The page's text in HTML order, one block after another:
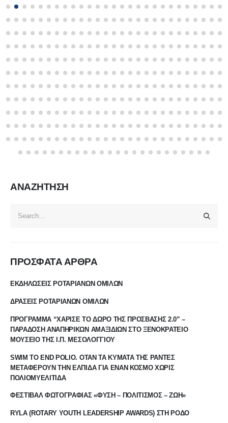
ΑΝΑΖΗΤΗΣΗ
ΠΡΟΣΦΑΤΑ ΑΡΘΡΑ
ΕΚΔΗΛΩΣΕΙΣ ΡΟΤΑΡΙΑΝΩΝ ΟΜΙΛΩΝ
ΔΡΑΣΕΙΣ ΡΟΤΑΡΙΑΝΩΝ ΟΜΙΛΩΝ
ΠΡΟΓΡΑΜΜΑ “ΧΑΡΙΣΕ ΤΟ ΔΩΡΟ ΤΗΣ ΠΡΟΣΒΑΣΗΣ 2.0” –
ΠΑΡΑΔΟΣΗ ΑΝΑΠΗΡΙΚΩΝ ΑΜΑΞΙΔΙΩΝ ΣΤΟ ΞΕΝΟΚΡΑΤΕΙΟ
ΜΟΥΣΕΙΟ ΤΗΣ Ι.Π. ΜΕΣΟΛΟΓΓΙΟΥ
SWIM TO END POLIO. ΟΤΑΝ ΤΑ ΚΥΜΑΤΑ ΤΗΣ ΡΑΝΤΕΣ
ΜΕΤΑΦΕΡΟΥΝ ΤΗΝ ΕΛΠΙΔΑ ΓΙΑ ΕΝΑΝ ΚΟΣΜΟ ΧΩΡΙΣ
ΠΟΛΙΟΜΥΕΛΙΤΙΔΑ
ΦΕΣΤΙΒΑΛ ΦΩΤΟΓΡΑΦΙΑΣ «ΦΥΣΗ – ΠΟΛΙΤΙΣΜΟΣ – ΖΩΗ»
RYLA (ROTARY YOUTH LEADERSHIP AWARDS) ΣΤΗ ΡΟΔΟ